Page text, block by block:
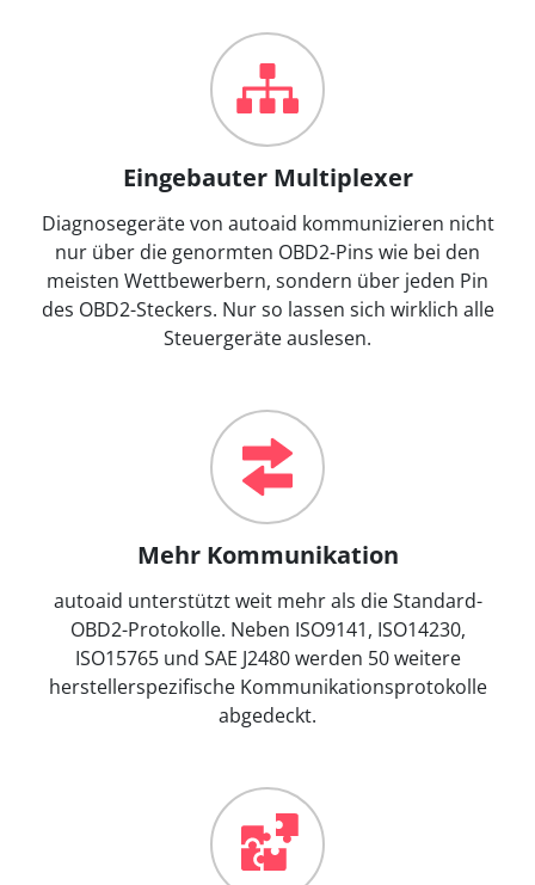
Eingebauter Multiplexer
Diagnosegeräte von autoaid kommunizieren nicht
nur über die genormten OBD2-Pins wie bei den
meisten Wettbewerbern, sondern über jeden Pin
des OBD2-Steckers. Nur so lassen sich wirklich alle
Steuergeräte auslesen.
Mehr Kommunikation
autoaid unterstützt weit mehr als die Standard-
OBD2-Protokolle. Neben ISO9141, ISO14230,
ISO15765 und SAE J2480 werden 50 weitere
herstellerspezifische Kommunikationsprotokolle
abgedeckt.